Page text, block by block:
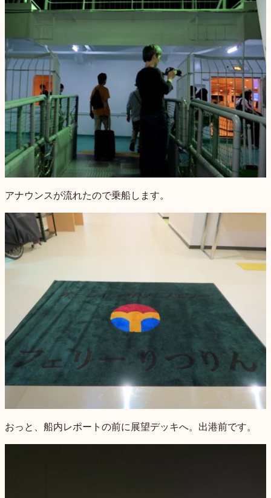
アナウンスが流れたので乗船します。
おっと、船内レポートの前に展望デッキへ。出港前です。